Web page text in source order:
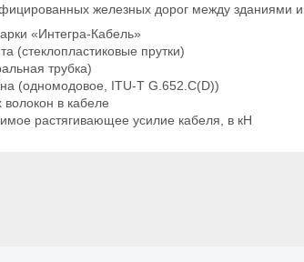
железных дорог между зданиями
«Интегра-Кабель»
(стеклопластиковые прутки)
трубка)
(одномодовое, ITU-T G.652.С(D))
волокон в кабеле
растягивающее усилие кабеля, в кН